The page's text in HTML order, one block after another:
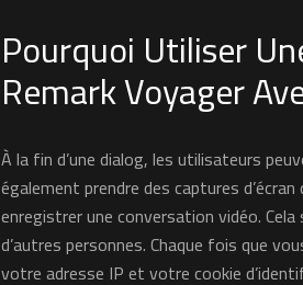
Pourquoi Utiliser
Remark Voyager
À la fin d’une dialog, les utilisateurs
également prendre des captures
enregistrer une conversation vidéo.
d’autres personnes. Chaque fois que
votre adresse IP et votre cookie